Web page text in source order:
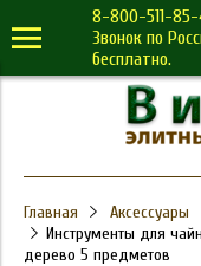
8-800-511-
Звонок по
бесплатно.
Главная Аксессуары
Инструменты для
дерево 5 предметов